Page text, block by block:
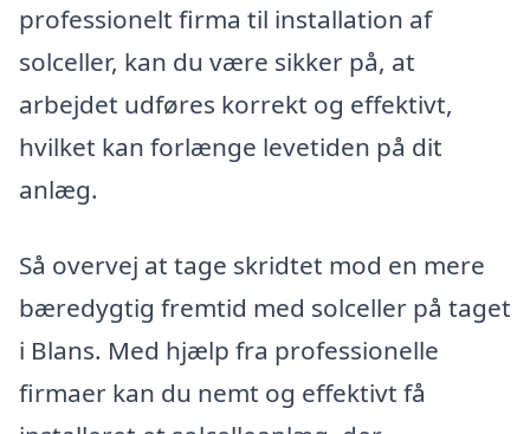
professionelt firma til installation af
solceller, kan du være sikker på, at
arbejdet udføres korrekt og effektivt,
hvilket kan forlænge levetiden på dit
anlæg.
Så overvej at tage skridtet mod en mere
bæredygtig fremtid med solceller på taget
i Blans. Med hjælp fra professionelle
firmaer kan du nemt og effektivt få